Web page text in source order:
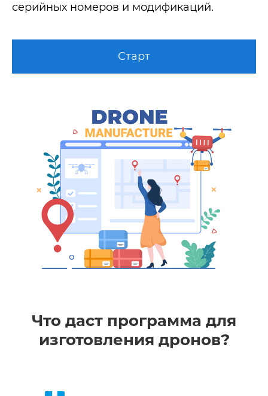
серийных номеров и модификаций.
Старт
Что даст программа для
изготовления дронов?